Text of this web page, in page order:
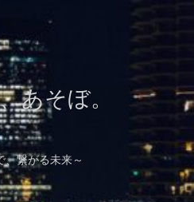
あそぼ。
、繋がる未来～